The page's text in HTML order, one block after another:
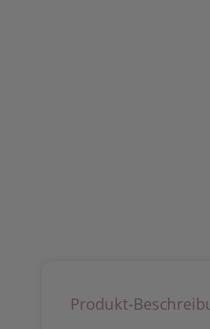
Produkt-